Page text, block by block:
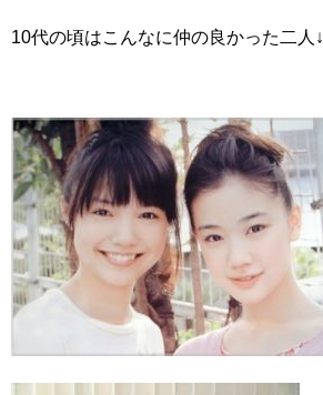
10代の頃はこんなに仲の良かった二人↓